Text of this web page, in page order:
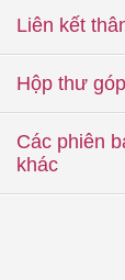
Liên kết
Hộp thư
Các phiên
khác